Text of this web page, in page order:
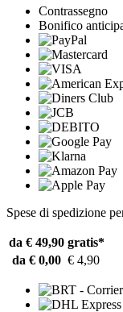
Contrassegno
Bonifico
Spese di spedizione
da € 49,90 gratis*
da € 0,00 € 4,90